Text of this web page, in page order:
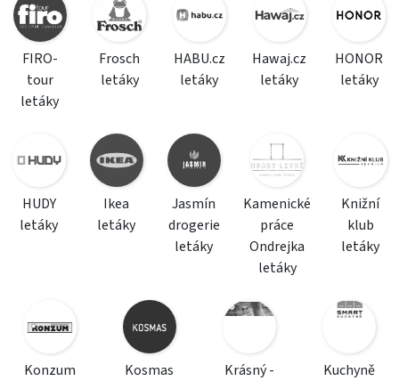
FIRO-
tour
letáky
Frosch
letáky
HABU.cz
letáky
Hawaj.cz
letáky
HONOR
letáky
HUDY
letáky
Ikea
letáky
Jasmín
drogerie
letáky
Kamenické
práce
Ondrejka
letáky
Knižní
klub
letáky
Konzum
Kosmas
Krásný -
Kuchyně